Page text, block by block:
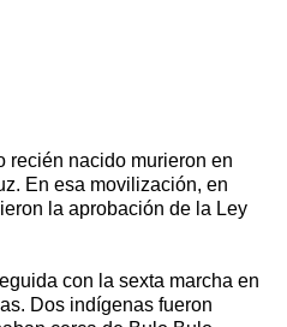
recién nacido murieron en
En esa movilización, en
la aprobación de la Ley
con la sexta marcha en
Dos indígenas fueron